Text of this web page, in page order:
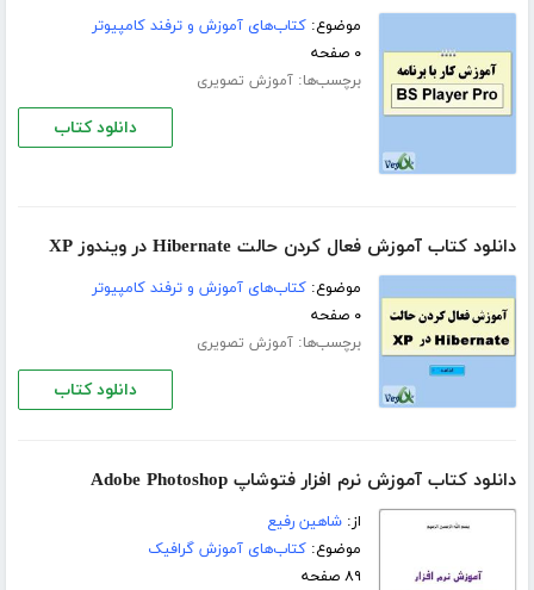
موضوع:کتاب‌های آموزش و ترفند کامپیوتر
۰ صفحه
برچسب‌ها:آموزش تصویری
دانلود کتاب
دانلود کتاب آموزش فعال کردن حالت Hibernate در ویندوز XP
موضوع:کتاب‌های آموزش و ترفند کامپیوتر
۰ صفحه
برچسب‌ها:آموزش تصویری
دانلود کتاب
دانلود کتاب آموزش نرم افزار فتوشاپ Adobe Photoshop
از:شاهین رفیع
موضوع:کتاب‌های آموزش گرافیک
۸۹ صفحه